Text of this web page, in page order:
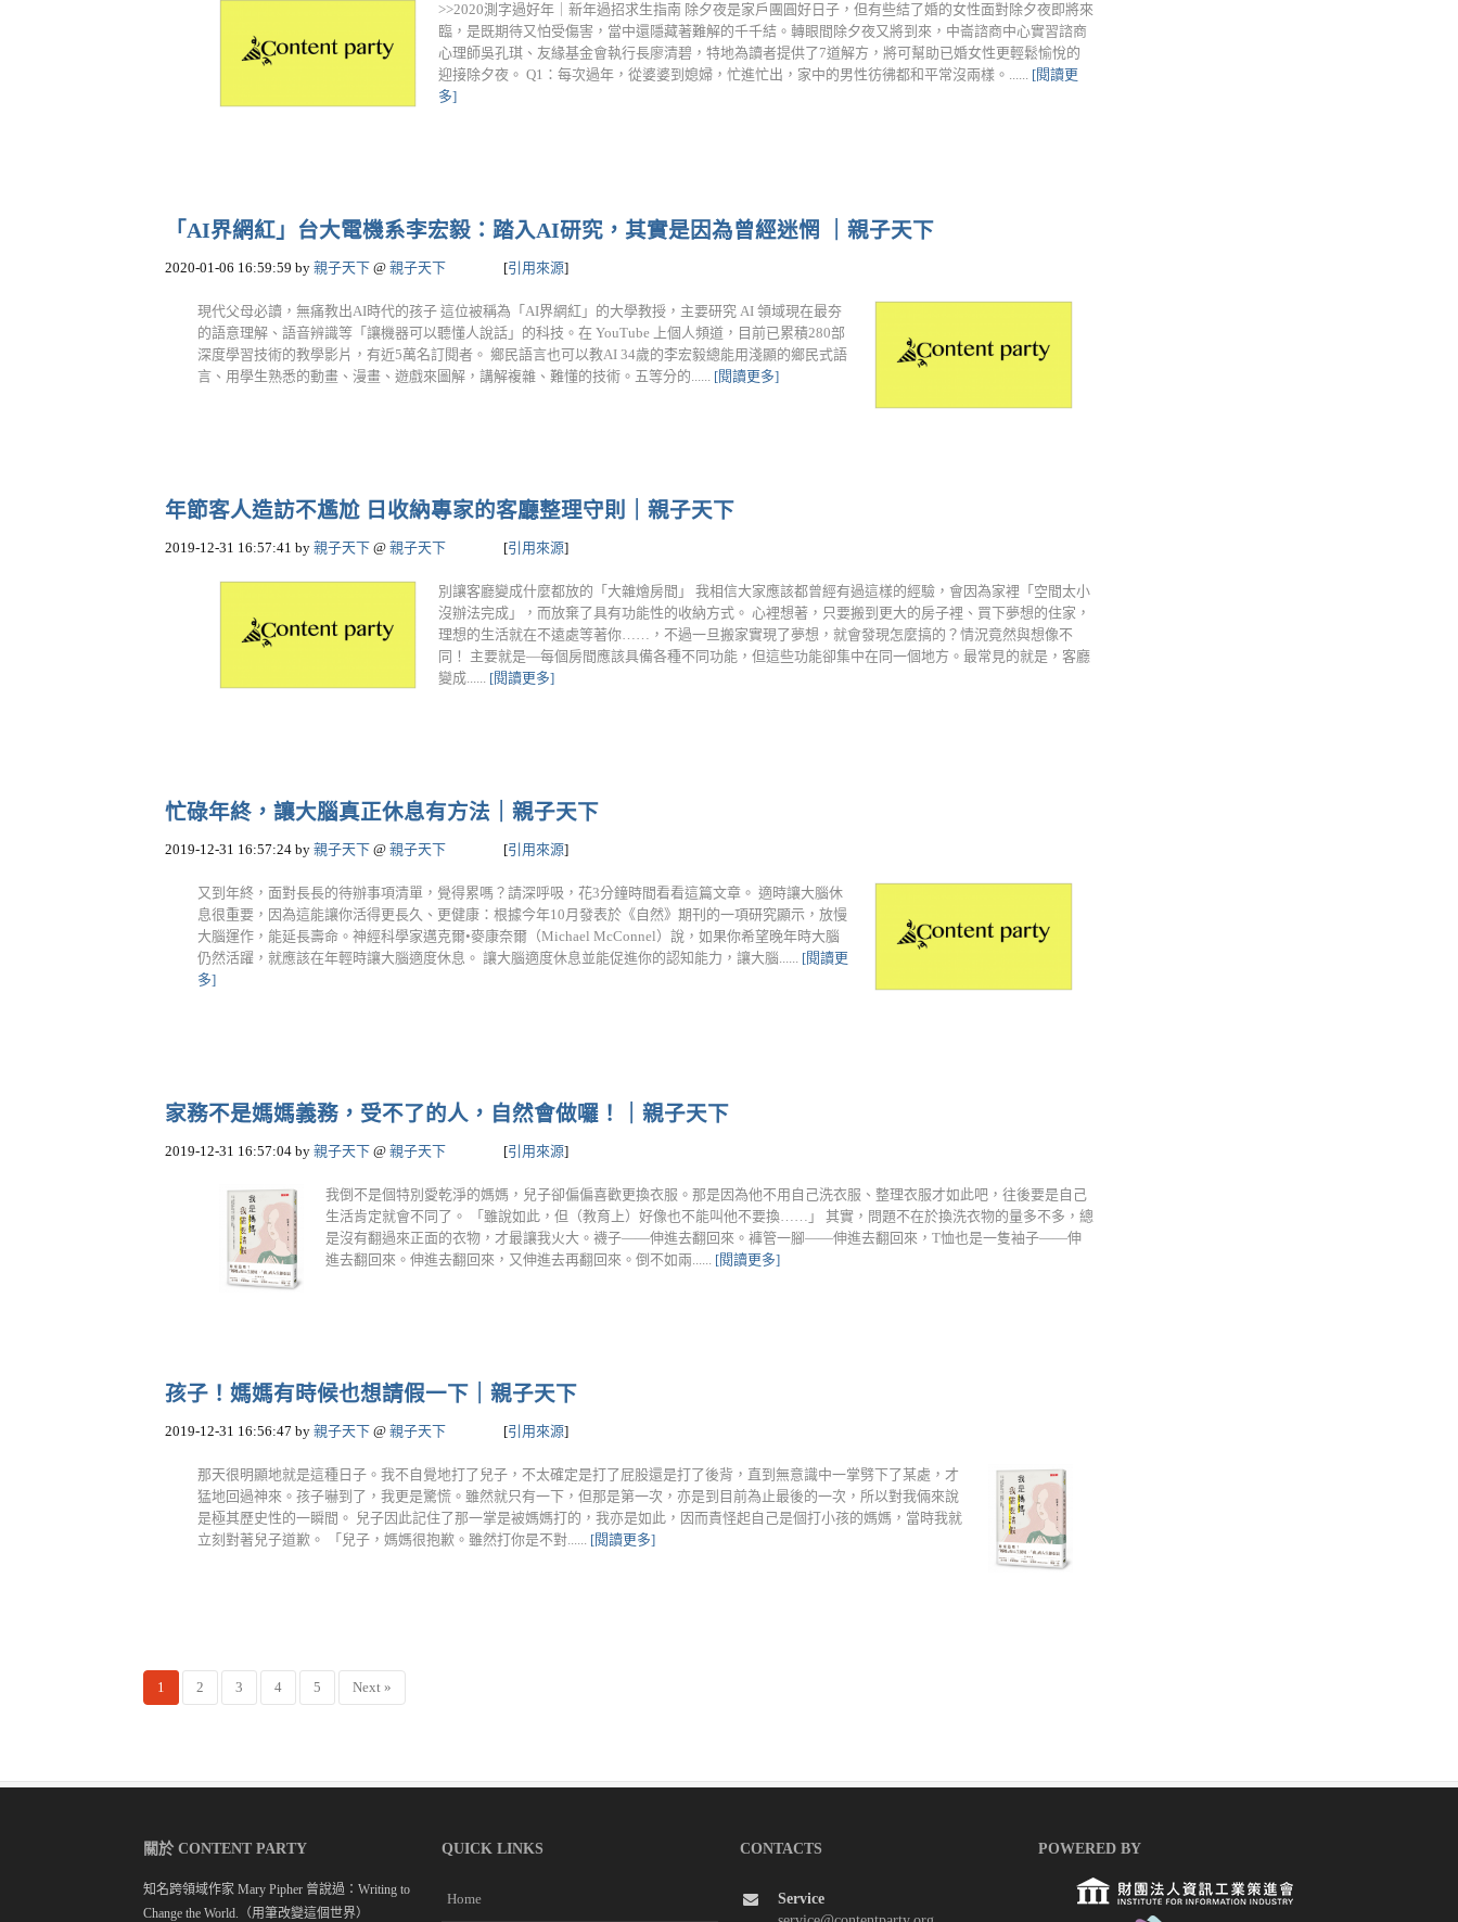
>>2020測字過好年｜新年過招求生指南 除夕夜是家戶團圓好日子，但有些結了婚的女性面對除夕夜即將來
臨，是既期待又怕受傷害，當中還隱藏著難解的千千結。轉眼間除夕夜又將到來，中崙諮商中心實習諮商
心理師吳孔琪、友緣基金會執行長廖清碧，特地為讀者提供了7道解方，將可幫助已婚女性更輕鬆愉悅的
迎接除夕夜。 Q1：每次過年，從婆婆到媳婦，忙進忙出，家中的男性彷彿都和平常沒兩樣。...... [閱讀更
多]
「AI界網紅」台大電機系李宏毅：踏入AI研究，其實是因為曾經迷惘 ｜親子天下
2020-01-06 16:59:59 by 親子天下 @ 親子天下 [引用來源]
現代父母必讀，無痛教出AI時代的孩子 這位被稱為「AI界網紅」的大學教授，主要研究 AI 領域現在最夯
的語意理解、語音辨識等「讓機器可以聽懂人說話」的科技。在 YouTube 上個人頻道，目前已累積280部
深度學習技術的教學影片，有近5萬名訂閱者。 鄉民語言也可以教AI 34歲的李宏毅總能用淺顯的鄉民式語
言、用學生熟悉的動畫、漫畫、遊戲來圖解，講解複雜、難懂的技術。五等分的...... [閱讀更多]
年節客人造訪不尷尬 日收納專家的客廳整理守則｜親子天下
2019-12-31 16:57:41 by 親子天下 @ 親子天下 [引用來源]
別讓客廳變成什麼都放的「大雜燴房間」 我相信大家應該都曾經有過這樣的經驗，會因為家裡「空間太小
沒辦法完成」，而放棄了具有功能性的收納方式。 心裡想著，只要搬到更大的房子裡、買下夢想的住家，
理想的生活就在不遠處等著你……，不過一旦搬家實現了夢想，就會發現怎麼搞的？情況竟然與想像不
同！ 主要就是—每個房間應該具備各種不同功能，但這些功能卻集中在同一個地方。最常見的就是，客廳
變成...... [閱讀更多]
忙碌年終，讓大腦真正休息有方法｜親子天下
2019-12-31 16:57:24 by 親子天下 @ 親子天下 [引用來源]
又到年終，面對長長的待辦事項清單，覺得累嗎？請深呼吸，花3分鐘時間看看這篇文章。 適時讓大腦休
息很重要，因為這能讓你活得更長久、更健康：根據今年10月發表於《自然》期刊的一項研究顯示，放慢
大腦運作，能延長壽命。神經科學家邁克爾•麥康奈爾（Michael McConnel）說，如果你希望晚年時大腦
仍然活躍，就應該在年輕時讓大腦適度休息。 讓大腦適度休息並能促進你的認知能力，讓大腦...... [閱讀更
多]
家務不是媽媽義務，受不了的人，自然會做囉！｜親子天下
2019-12-31 16:57:04 by 親子天下 @ 親子天下 [引用來源]
我倒不是個特別愛乾淨的媽媽，兒子卻偏偏喜歡更換衣服。那是因為他不用自己洗衣服、整理衣服才如此吧，往後要是自己
生活肯定就會不同了。 「雖說如此，但（教育上）好像也不能叫他不要換……」 其實，問題不在於換洗衣物的量多不多，總
是沒有翻過來正面的衣物，才最讓我火大。襪子——伸進去翻回來。褲管一腳——伸進去翻回來，T恤也是一隻袖子——伸
進去翻回來。伸進去翻回來，又伸進去再翻回來。倒不如兩...... [閱讀更多]
孩子！媽媽有時候也想請假一下｜親子天下
2019-12-31 16:56:47 by 親子天下 @ 親子天下 [引用來源]
那天很明顯地就是這種日子。我不自覺地打了兒子，不太確定是打了屁股還是打了後背，直到無意識中一掌劈下了某處，才
猛地回過神來。孩子嚇到了，我更是驚慌。雖然就只有一下，但那是第一次，亦是到目前為止最後的一次，所以對我倆來說
是極其歷史性的一瞬間。 兒子因此記住了那一掌是被媽媽打的，我亦是如此，因而責怪起自己是個打小孩的媽媽，當時我就
立刻對著兒子道歉。 「兒子，媽媽很抱歉。雖然打你是不對...... [閱讀更多]
1 2 3 4 5 Next »
關於 CONTENT PARTY
知名跨領域作家 Mary Pipher 曾說過：Writing to
Change the World.（用筆改變這個世界）
QUICK LINKS
Home
CONTACTS
Service
POWERED BY